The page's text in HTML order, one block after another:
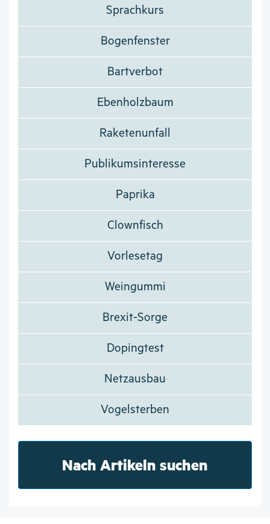
Sprachkurs
Bogenfenster
Bartverbot
Ebenholzbaum
Raketenunfall
Publikumsinteresse
Paprika
Clownfisch
Vorlesetag
Weingummi
Brexit-Sorge
Dopingtest
Netzausbau
Vogelsterben
Nach Artikeln suchen